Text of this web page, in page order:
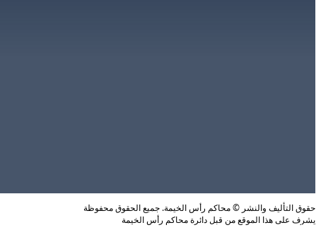
حقوق التأليف والنشر © محاكم رأس الخيمة. جميع الحقوق محفوظة
يشرف على هذا الموقع من قبل دائرة محاكم رأس الخيمة
عدد الزائرين: 3737168